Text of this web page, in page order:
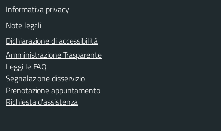
Informativa privacy
Note legali
Dichiarazione di accessibilità
Amministrazione Trasparente
Leggi le FAQ
Segnalazione disservizio
Prenotazione appuntamento
Richiesta d'assistenza